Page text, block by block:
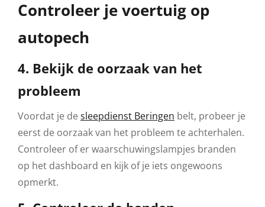
Controleer je voertuig op
autopech
4. Bekijk de oorzaak van het
probleem
Voordat je de sleepdienst Beringen belt, probeer je
eerst de oorzaak van het probleem te achterhalen.
Controleer of er waarschuwingslampjes branden
op het dashboard en kijk of je iets ongewoons
opmerkt.